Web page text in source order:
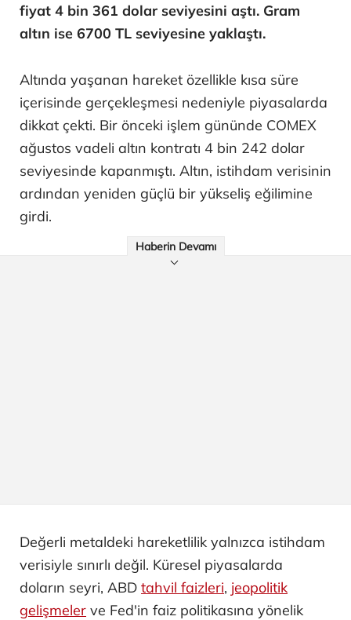
fiyat 4 bin 361 dolar seviyesini aştı. Gram
altın ise 6700 TL seviyesine yaklaştı.
Altında yaşanan hareket özellikle kısa süre
içerisinde gerçekleşmesi nedeniyle piyasalarda
dikkat çekti. Bir önceki işlem gününde COMEX
ağustos vadeli altın kontratı 4 bin 242 dolar
seviyesinde kapanmıştı. Altın, istihdam verisinin
ardından yeniden güçlü bir yükseliş eğilimine
girdi.
Haberin Devamı
Değerli metaldeki hareketlilik yalnızca istihdam
verisiyle sınırlı değil. Küresel piyasalarda
doların seyri, ABD tahvil faizleri, jeopolitik
gelişmeler ve Fed'in faiz politikasına yönelik